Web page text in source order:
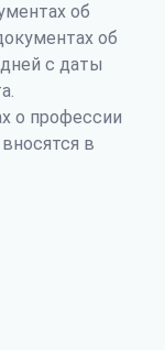
об
об
с даты
о профессии
в